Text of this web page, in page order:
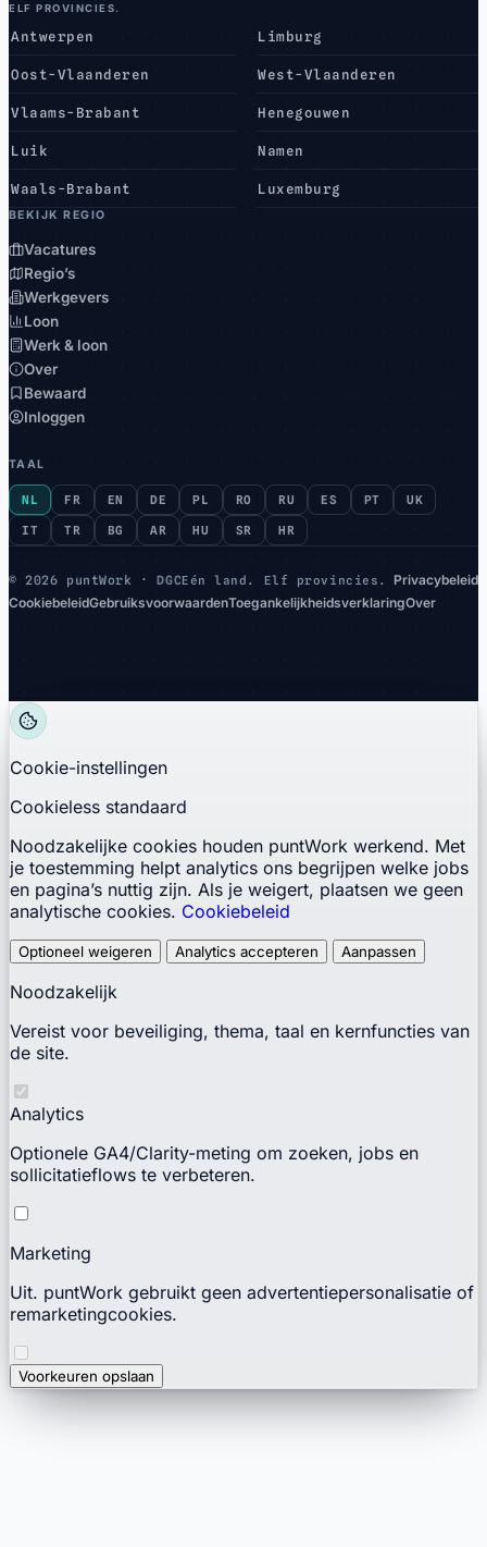
ELF PROVINCIES.
Antwerpen Limburg
Oost-Vlaanderen West-Vlaanderen
Vlaams-Brabant Henegouwen
Luik Namen
Waals-Brabant Luxemburg
BEKIJK REGIO
Vacatures
Regio’s
Werkgevers
Loon
Werk & loon
Over
Bewaard
Inloggen
TAAL
NL FR EN DE PL RO RU ES PT
UK
IT
TR BG AR HU SR HR
©2026 puntWork ·DGCEén land. Elf provincies.
Privacybeleid
CookiebeleidGebruiksvoorwaardenToegankelijkheidsverklaringOver
Cookie-instellingen
Cookieless standaard
Noodzakelijke cookies houden puntWork werkend. Met
je toestemming helpt analytics ons begrijpen welke jobs
en pagina’s nuttig zijn. Als je weigert, plaatsen we geen
analytische cookies. Cookiebeleid
Optioneel weigeren Analytics accepteren Aanpassen
Noodzakelijk
Vereist voor beveiliging, thema, taal en kernfuncties van
de site.
Analytics
Optionele GA4/Clarity-meting om zoeken, jobs en
sollicitatieflows te verbeteren.
Marketing
Uit. puntWork gebruikt geen advertentiepersonalisatie of
remarketingcookies.
Voorkeuren opslaan